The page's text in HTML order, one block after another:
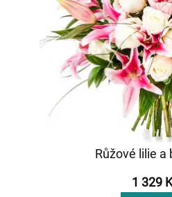
Růžové lilie a
1 329